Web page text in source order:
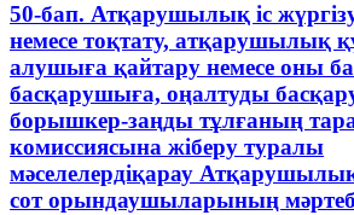
50-бап. Атқарушылық iс
немесе тоқтату, атқарушылық
алушыға қайтару немесе оны
басқарушыға, оңалтуды
борышкер-заңды тұлғаның
комиссиясына жiберу туралы
мәселелердiқарау
сот орындаушыларының